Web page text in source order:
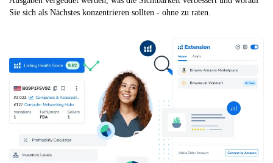
Sie sich als Nächstes konzentrieren sollten - ohne zu raten.